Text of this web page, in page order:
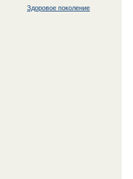
Здоровое поколение